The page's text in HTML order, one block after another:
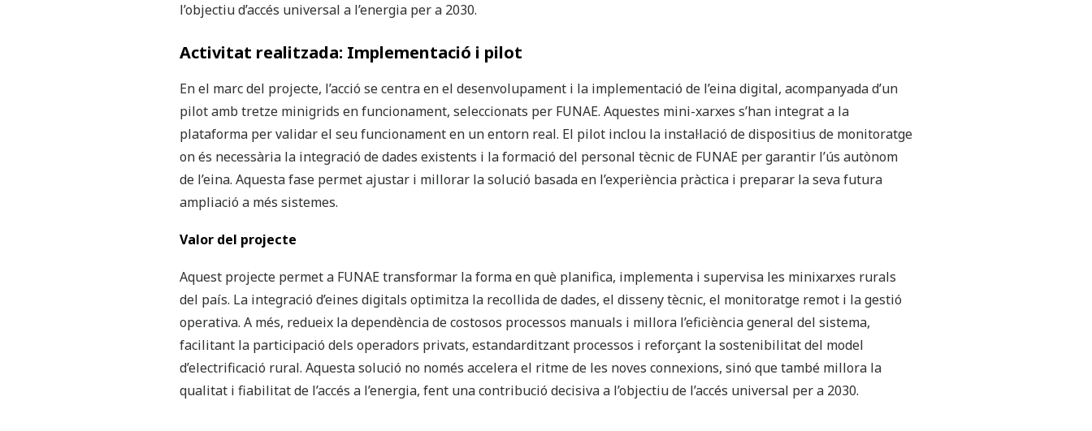
l’objectiu d’accés universal a l’energia per a 2030.
Activitat realitzada: Implementació i pilot
En el marc del projecte, l’acció se centra en el desenvolupament i la implementació de l’eina digital, acompanyada d’un
pilot amb tretze minigrids en funcionament, seleccionats per FUNAE. Aquestes mini-xarxes s’han integrat a la
plataforma per validar el seu funcionament en un entorn real. El pilot inclou la instal·lació de dispositius de monitoratge
on és necessària la integració de dades existents i la formació del personal tècnic de FUNAE per garantir l’ús autònom
de l’eina. Aquesta fase permet ajustar i millorar la solució basada en l’experiència pràctica i preparar la seva futura
ampliació a més sistemes.
Valor del projecte
Aquest projecte permet a FUNAE transformar la forma en què planifica, implementa i supervisa les minixarxes rurals
del país. La integració d’eines digitals optimitza la recollida de dades, el disseny tècnic, el monitoratge remot i la gestió
operativa. A més, redueix la dependència de costosos processos manuals i millora l’eficiència general del sistema,
facilitant la participació dels operadors privats, estandarditzant processos i reforçant la sostenibilitat del model
d’electrificació rural. Aquesta solució no només accelera el ritme de les noves connexions, sinó que també millora la
qualitat i fiabilitat de l’accés a l’energia, fent una contribució decisiva a l’objectiu de l’accés universal per a 2030.